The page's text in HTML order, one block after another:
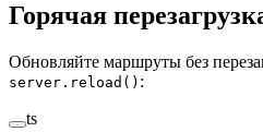
Горячая
Обновляйте маршруты без
server.reload() :
ts